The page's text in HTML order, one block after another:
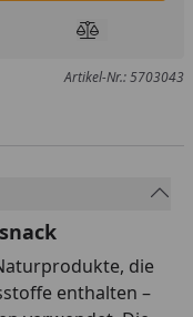
Produkt
Artikel-Nr.: 5703043
die
enthalten –